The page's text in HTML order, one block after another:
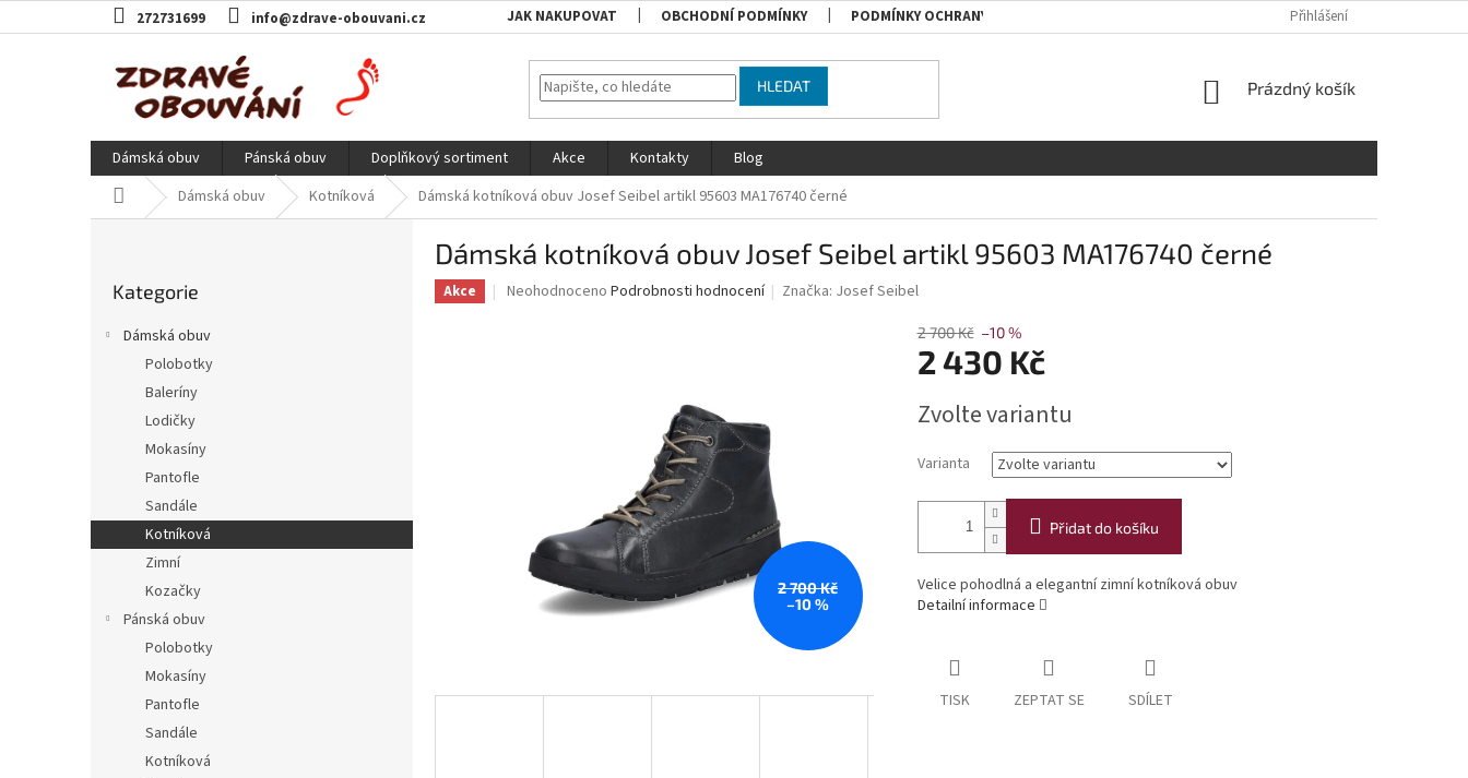
na
272731699 info@zdrave-obouvani.cz JAK NAKUPOVAT OBCHODNÍ PODMÍNKY PODMÍNKY OCHRANY OSOBNÍCH ÚDAJŮ RADY A DOPORUČENÍ TABULKA
Přihlášení
HLEDAT
NÁKUPNÍ
Prázdný košík
Dámská obuv Pánská obuv Doplňkový sortiment Akce Kontakty
Blog
Domů Dámská obuv Kotníková Dámská kotníková obuv Josef Seibel artikl 95603 MA176740 černé
e
l
kategorie
Kategorie
Dámská obuv
Polobotky
Baleríny
Lodičky
Mokasíny
Pantofle
Sandále
Kotníková
Zimní
Kozačky
Pánská obuv
Polobotky
Mokasíny
Pantofle
Sandále
Kotníková
Dámská kotníková obuv Josef Seibel artikl 95603 MA176740 černé
Akce
Průměrné
Neohodnoceno Podrobnosti hodnocení Značka: Josef Seibel
2 700 Kč
–10 %
2 700 Kč –10 %
2 430 Kč
cena:
Zvolte variantu
Varianta
Přidat do košíku
Velice pohodlná a elegantní zimní kotníková obuv
Detailní informace
TISK ZEPTAT SE SDÍLET